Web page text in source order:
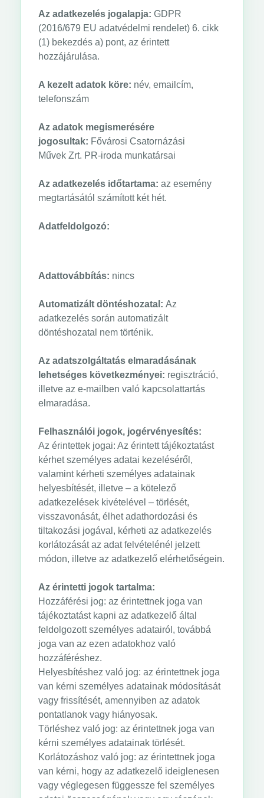
Az adatkezelés jogalapja: GDPR
(2016/679 EU adatvédelmi rendelet) 6. cikk
(1) bekezdés a) pont, az érintett
hozzájárulása.
A kezelt adatok köre: név, emailcím,
telefonszám
Az adatok megismerésére
jogosultak: Fővárosi Csatornázási
Művek Zrt. PR-iroda munkatársai
Az adatkezelés időtartama: az esemény
megtartásától számított két hét.
Adatfeldolgozó:
Adattovábbítás: nincs
Automatizált döntéshozatal: Az
adatkezelés során automatizált
döntéshozatal nem történik.
Az adatszolgáltatás elmaradásának
lehetséges következményei: regisztráció,
illetve az e-mailben való kapcsolattartás
elmaradása.
Felhasználói jogok, jogérvényesítés:
Az érintettek jogai: Az érintett tájékoztatást
kérhet személyes adatai kezeléséről,
valamint kérheti személyes adatainak
helyesbítését, illetve – a kötelező
adatkezelések kivételével – törlését,
visszavonását, élhet adathordozási és
tiltakozási jogával, kérheti az adatkezelés
korlátozását az adat felvételénél jelzett
módon, illetve az adatkezelő elérhetőségein.
Az érintetti jogok tartalma:
Hozzáférési jog: az érintettnek joga van
tájékoztatást kapni az adatkezelő által
feldolgozott személyes adatairól, továbbá
joga van az ezen adatokhoz való
hozzáféréshez.
Helyesbítéshez való jog: az érintettnek joga
van kérni személyes adatainak módosítását
vagy frissítését, amennyiben az adatok
pontatlanok vagy hiányosak.
Törléshez való jog: az érintettnek joga van
kérni személyes adatainak törlését.
Korlátozáshoz való jog: az érintettnek joga
van kérni, hogy az adatkezelő ideiglenesen
vagy véglegesen függessze fel személyes